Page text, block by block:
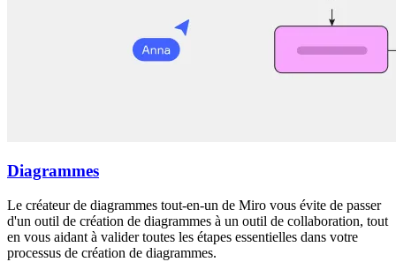
Diagrammes
Le créateur de diagrammes tout-en-un de Miro vous évite de passer
d'un outil de création de diagrammes à un outil de collaboration, tout
en vous aidant à valider toutes les étapes essentielles dans votre
processus de création de diagrammes.